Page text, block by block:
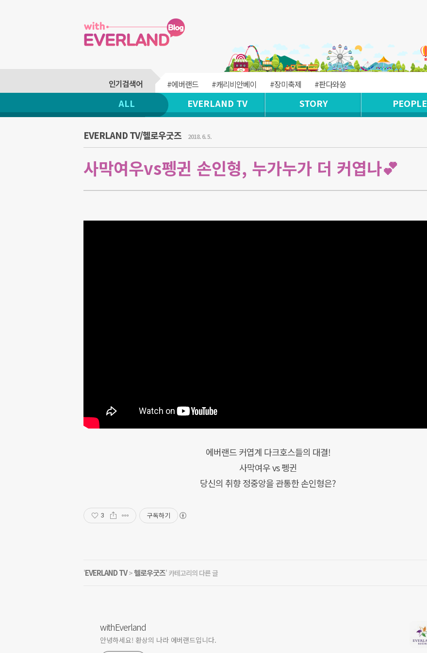
#에버랜드 #캐리비안베이 #장미축제 #판다와쏭
ALL EVERLAND TV STORY PEOPLE
EVERLAND TV/헬로우굿즈 2018. 6. 5.
사막여우vs펭귄 손인형, 누가누가 더 커엽나💕
에버랜드 커엽계 다크호스들의 대결!
사막여우 vs 펭귄
당신의 취향 정중앙을 관통한 손인형은?
3 구독하기
'EVERLAND TV>헬로우굿즈' 카테고리의 다른 글
withEverland
안녕하세요! 환상의 나라 에버랜드입니다.